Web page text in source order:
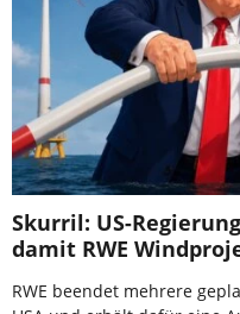
Skurril: US-
damit RWE
RWE beendet mehrere